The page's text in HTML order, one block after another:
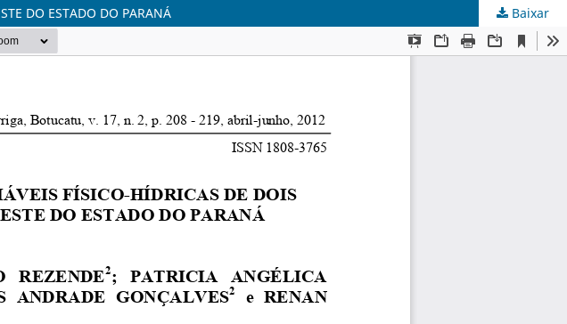
DO ESTADO DO PARANÁ Baixar